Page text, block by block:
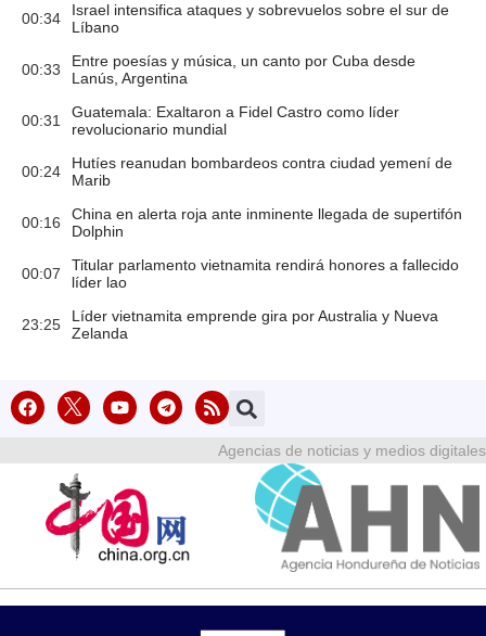
00:34
Israel intensifica ataques y sobrevuelos sobre el sur de
Líbano
00:33
Entre poesías y música, un canto por Cuba desde
Lanús, Argentina
00:31
Guatemala: Exaltaron a Fidel Castro como líder
revolucionario mundial
00:24
Hutíes reanudan bombardeos contra ciudad yemení de
Marib
00:16
China en alerta roja ante inminente llegada de supertifón
Dolphin
00:07
Titular parlamento vietnamita rendirá honores a fallecido
líder lao
23:25
Líder vietnamita emprende gira por Australia y Nueva
Zelanda
Agencias de noticias y medios digitales